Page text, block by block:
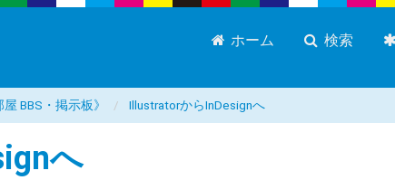
ホーム 検索
BBS・掲示板》 IllustratorからInDesignへ
へ